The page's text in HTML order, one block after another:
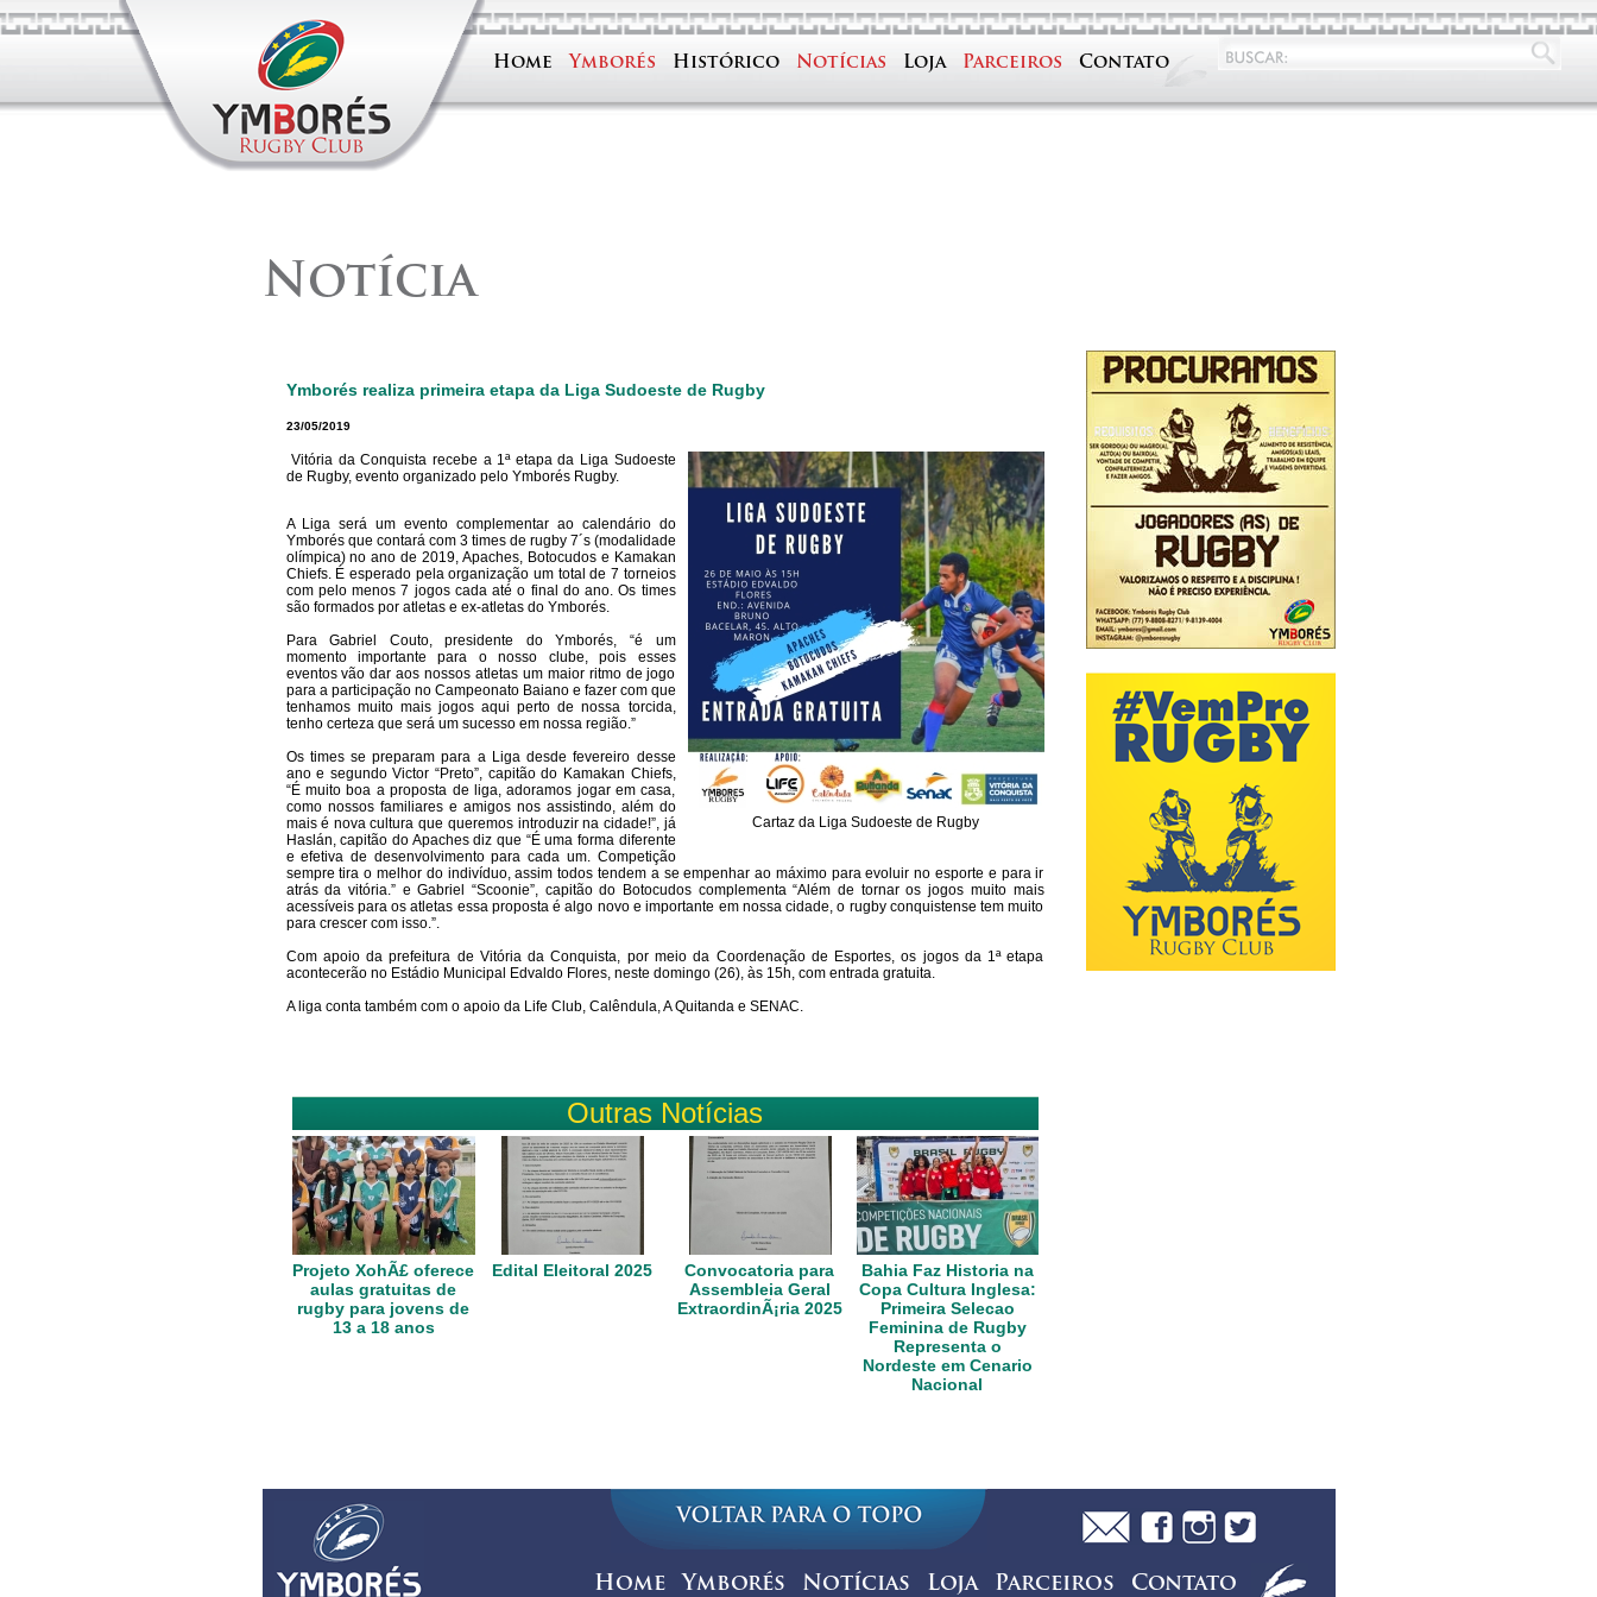
Home Ymborés Histórico Notícias Loja Parceiros Contato
Notícia
Ymborés realiza primeira etapa da Liga Sudoeste de Rugby
23/05/2019
Cartaz da Liga Sudoeste de Rugby
Vitória da Conquista recebe a 1ª etapa da Liga Sudoeste
de Rugby, evento organizado pelo Ymborés Rugby.
A Liga será um evento complementar ao calendário do
Ymborés que contará com 3 times de rugby 7´s (modalidade
olímpica) no ano de 2019, Apaches, Botocudos e Kamakan
Chiefs. É esperado pela organização um total de 7 torneios
com pelo menos 7 jogos cada até o final do ano. Os times
são formados por atletas e ex-atletas do Ymborés.
Para Gabriel Couto, presidente do Ymborés, “é um
momento importante para o nosso clube, pois esses
eventos vão dar aos nossos atletas um maior ritmo de jogo
para a participação no Campeonato Baiano e fazer com que
tenhamos muito mais jogos aqui perto de nossa torcida,
tenho certeza que será um sucesso em nossa região.”
Os times se preparam para a Liga desde fevereiro desse
ano e segundo Victor “Preto”, capitão do Kamakan Chiefs,
“É muito boa a proposta de liga, adoramos jogar em casa,
como nossos familiares e amigos nos assistindo, além do
mais é nova cultura que queremos introduzir na cidade!”, já
Haslán, capitão do Apaches diz que “É uma forma diferente
e efetiva de desenvolvimento para cada um. Competição
sempre tira o melhor do indivíduo, assim todos tendem a se empenhar ao máximo para evoluir no esporte e para ir
atrás da vitória.” e Gabriel “Scoonie”, capitão do Botocudos complementa “Além de tornar os jogos muito mais
acessíveis para os atletas essa proposta é algo novo e importante em nossa cidade, o rugby conquistense tem muito
para crescer com isso.”.
Com apoio da prefeitura de Vitória da Conquista, por meio da Coordenação de Esportes, os jogos da 1ª etapa
acontecerão no Estádio Municipal Edvaldo Flores, neste domingo (26), às 15h, com entrada gratuita.
A liga conta também com o apoio da Life Club, Calêndula, A Quitanda e SENAC.
Outras Notícias
Projeto XohÃ£ oferece
aulas gratuitas de
rugby para jovens de
13 a 18 anos
Edital Eleitoral 2025
Convocatoria para
Assembleia Geral
ExtraordinÃ¡ria 2025
Bahia Faz Historia na
Copa Cultura Inglesa:
Primeira Selecao
Feminina de Rugby
Representa o
Nordeste em Cenario
Nacional
Home Ymborés Notícias Loja Parceiros Contato